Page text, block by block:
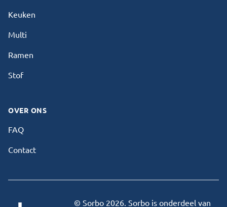
Keuken
Multi
Ramen
Stof
OVER ONS
FAQ
Contact
© Sorbo 2026. Sorbo is onderdeel van